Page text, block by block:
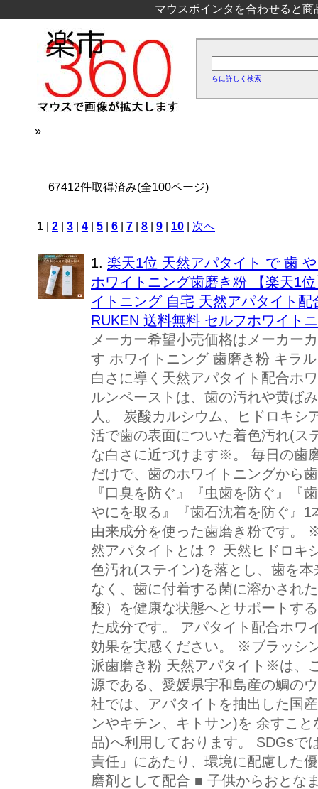
マウスポインタを合わせると
らに詳しく検索
»
67412件取得済み(全100ページ)
1 2 3 4 5 6 7 8 9 10 次へ
1. 楽天1位 天然アパタイト で 歯
ホワイトニング歯磨き粉 【楽天1
イトニング 自宅 天然アパタイト
RUKEN 送料無料 セルフホワイト
メーカー希望小売価格はメーカー
す ホワイトニング 歯磨き粉 キラ
白さに導く天然アパタイト配合ホ
ルンペーストは、歯の汚れや黄ば
人。 炭酸カルシウム、ヒドロキシ
活で歯の表面についた着色汚れ(ス
な白さに近づけます※。 毎日の歯
だけで、歯のホワイトニングから
『口臭を防ぐ』『虫歯を防ぐ』『
やにを取る』『歯石沈着を防ぐ』
由来成分を使った歯磨き粉です。
然アパタイトとは？ 天然ヒドロキ
色汚れ(ステイン)を落とし、歯を
なく、歯に付着する菌に溶かされ
酸）を健康な状態へとサポートす
た成分です。 アパタイト配合ホワ
効果を実感ください。 ※ブラッシ
派歯磨き粉 天然アパタイト※は、
源である、愛媛県宇和島産の鯛の
社では、アパタイトを抽出した国
ンやキチン、キトサン)を 余すこ
品)へ利用しております。 SDGsで
責任」にあたり、環境に配慮した
磨剤として配合 ■ 子供からおとな